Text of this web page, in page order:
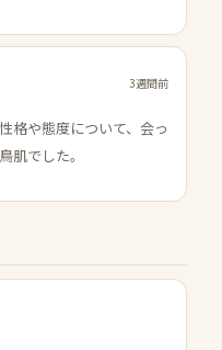
3週間前
格や態度について、会っ
肌でした。